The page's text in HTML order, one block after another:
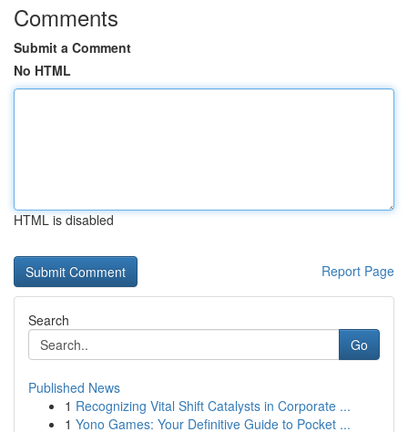
Comments
Submit a Comment
No HTML
HTML is disabled
Report Page
Search
Go
Published News
1 Recognizing Vital Shift Catalysts in Corporate ...
1 Yono Games: Your Definitive Guide to Pocket ...